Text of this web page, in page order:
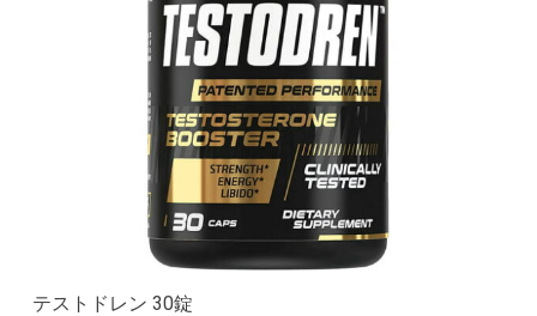
テストドレン 30錠